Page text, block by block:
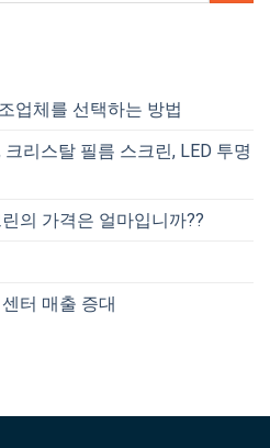
업체를 선택하는 방법
리스탈 필름 스크린, LED 투명
의 가격은 얼마입니까??
터 매출 증대